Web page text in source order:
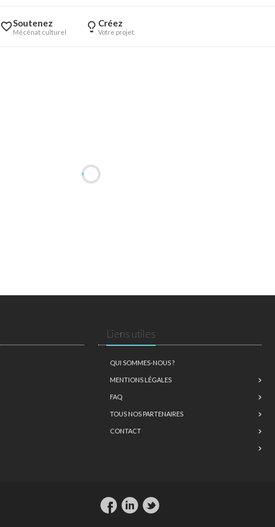
Soutenez
Mécénat culturel
Créez
Votre projet
Liens utiles
QUI SOMMES-NOUS ?
MENTIONS LÉGALES
FAQ
TOUS NOS PARTENAIRES
CONTACT